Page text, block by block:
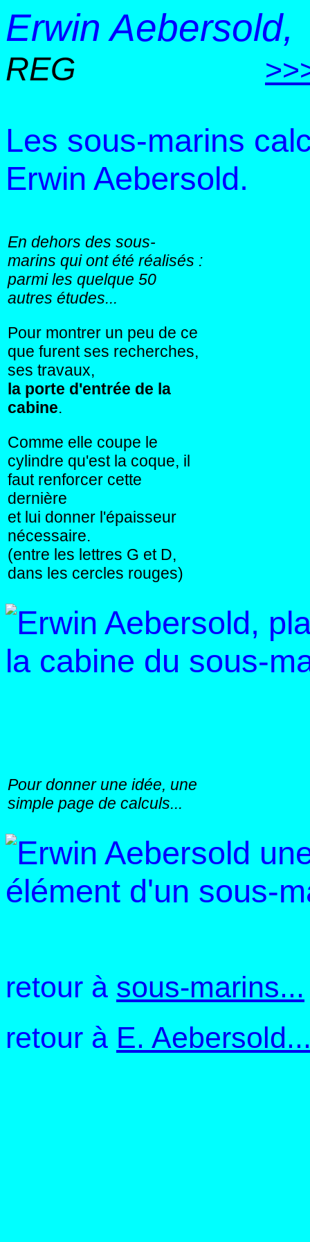
Erwin Aebersold,
REG
Les sous-marins
Erwin Aebersold.
En dehors des sous-
marins qui ont été réalisés :
parmi les quelque 50
autres études...
Pour montrer un peu de ce
que furent ses recherches,
ses travaux,
la porte d'entrée de la
cabine.
Comme elle coupe le
cylindre qu'est la coque, il
faut renforcer cette
dernière
et lui donner l'épaisseur
nécessaire.
(entre les lettres G et D,
dans les cercles rouges)
Pour donner une idée, une
simple page de calculs...
retour à sous-marins...
retour à E.